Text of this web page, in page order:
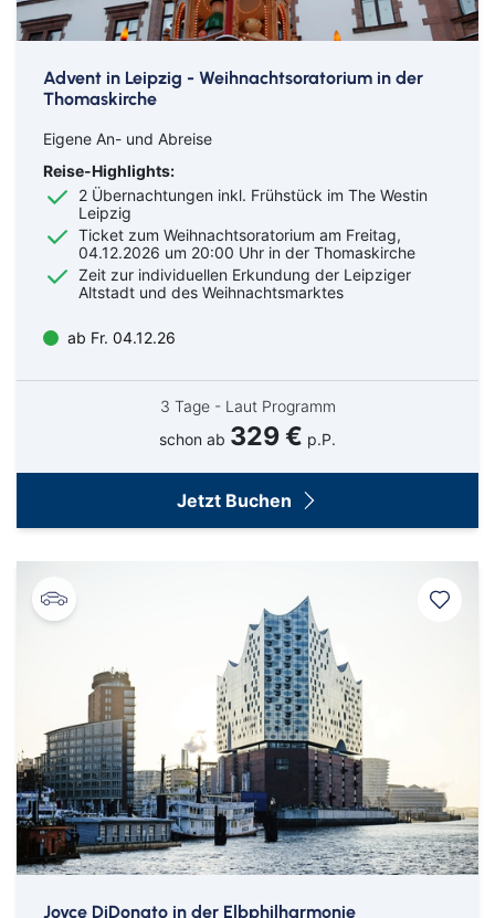
Advent in Leipzig - Weihnachtsoratorium in der
Thomaskirche
Eigene An- und Abreise
Reise-Highlights:
2 Übernachtungen inkl. Frühstück im The Westin
Leipzig
Ticket zum Weihnachtsoratorium am Freitag,
04.12.2026 um 20:00 Uhr in der Thomaskirche
Zeit zur individuellen Erkundung der Leipziger
Altstadt und des Weihnachtsmarktes
ab Fr. 04.12.26
3 Tage - Laut Programm
schon ab 329 € p.P.
Jetzt Buchen
Joyce DiDonato in der Elbphilharmonie